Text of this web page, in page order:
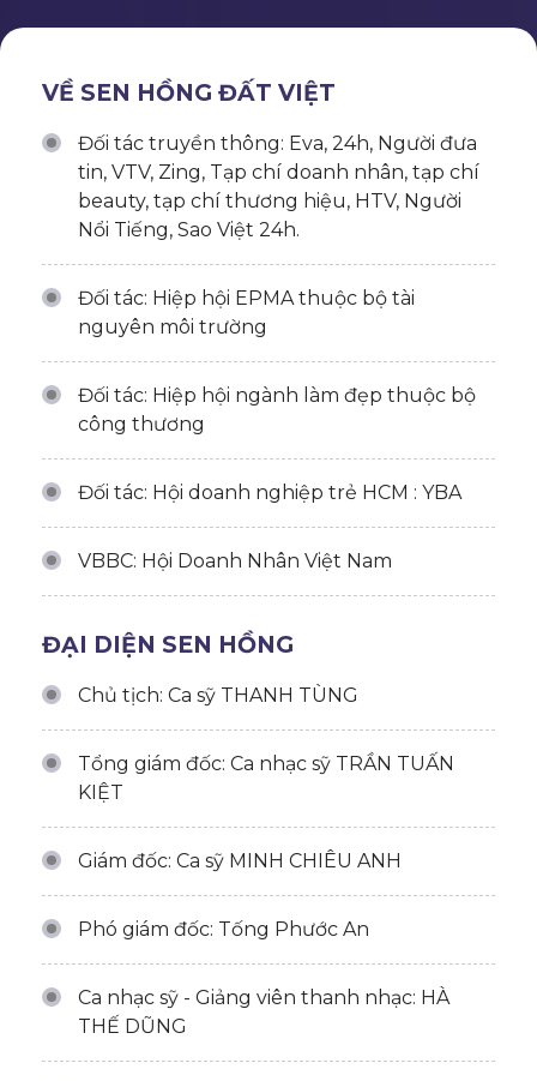
VỀ SEN HỒNG ĐẤT VIỆT
Đối tác truyền thông: Eva, 24h, Người đưa
tin, VTV, Zing, Tạp chí doanh nhân, tạp chí
beauty, tạp chí thương hiệu, HTV, Người
Nổi Tiếng, Sao Việt 24h.
Đối tác: Hiệp hội EPMA thuộc bộ tài
nguyên môi trường
Đối tác: Hiệp hội ngành làm đẹp thuộc bộ
công thương
Đối tác: Hội doanh nghiệp trẻ HCM : YBA
VBBC: Hội Doanh Nhân Việt Nam
ĐẠI DIỆN SEN HỒNG
Chủ tịch: Ca sỹ THANH TÙNG
Tổng giám đốc: Ca nhạc sỹ TRẦN TUẤN
KIỆT
Giám đốc: Ca sỹ MINH CHIÊU ANH
Phó giám đốc: Tống Phước An
Ca nhạc sỹ - Giảng viên thanh nhạc: HÀ
THẾ DŨNG